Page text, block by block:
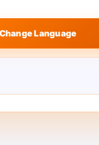
Language